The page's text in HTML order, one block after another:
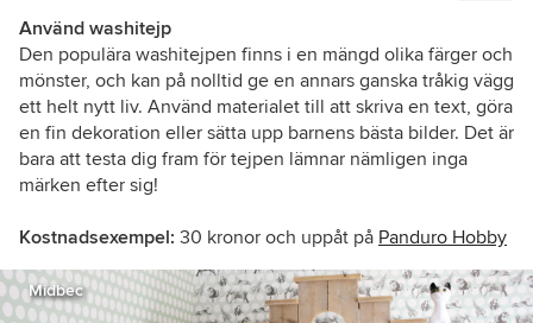
Använd washitejp
Den populära washitejpen finns i en mängd olika färger och
mönster, och kan på nolltid ge en annars ganska tråkig vägg
ett helt nytt liv. Använd materialet till att skriva en text, göra
en fin dekoration eller sätta upp barnens bästa bilder. Det är
bara att testa dig fram för tejpen lämnar nämligen inga
märken efter sig!
Kostnadsexempel: 30 kronor och uppåt på Panduro Hobby
Midbec